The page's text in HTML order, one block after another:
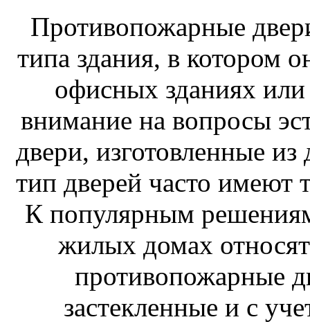
Противопожарные
типа здания, в котором
офисных зданиях
внимание на вопросы
двери, изготовленные
тип дверей часто имеют
К популярным
жилых домах
противопожарные
застекленные и с